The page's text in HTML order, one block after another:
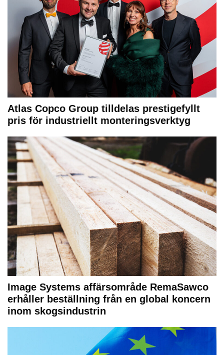
Atlas Copco Group tilldelas prestigefyllt
pris för industriellt monteringsverktyg
Image Systems affärsområde RemaSawco
erhåller beställning från en global koncern
inom skogsindustrin